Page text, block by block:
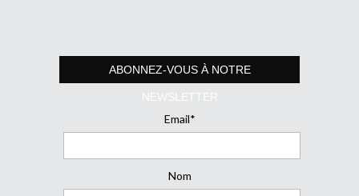
ABONNEZ-VOUS À NOTRE
NEWSLETTER
Email*
Nom